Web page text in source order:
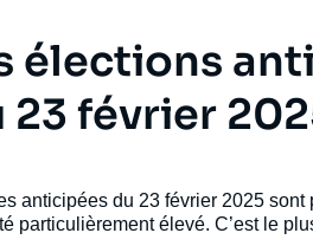
élections
février
anticipées du 23 février 2025
particulièrement élevé. C’est le